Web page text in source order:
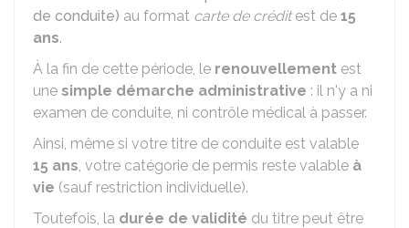
de conduite) au format carte de créditest de 15
ans.
À la fin de cette période, le renouvellement est
une simple démarche administrative : il n'y a ni
examen de conduite, ni contrôle médical à passer.
Ainsi, même si votre titre de conduite est valable
15 ans, votre catégorie de permis reste valable à
vie (sauf restriction individuelle).
Toutefois, la durée de validité du titre peut être